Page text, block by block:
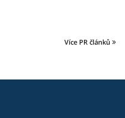
Více PR článků